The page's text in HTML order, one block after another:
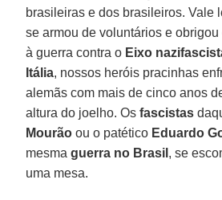
brasileiras e dos brasileiros. Vale
se armou de voluntários e obrigou
à guerra contra o Eixo
Itália, nossos heróis pracinhas
alemãs com mais de cinco anos
altura do joelho. Osfascistas
Mourão ou o patético Eduardo
mesmaguerra no Brasil , se
uma mesa.